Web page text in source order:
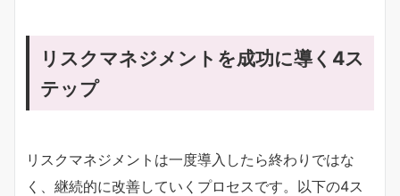
リスクマネジメントを成功に導く4ス
テップ
リスクマネジメントは一度導入したら終わりではな
く、継続的に改善していくプロセスです。以下の4ス